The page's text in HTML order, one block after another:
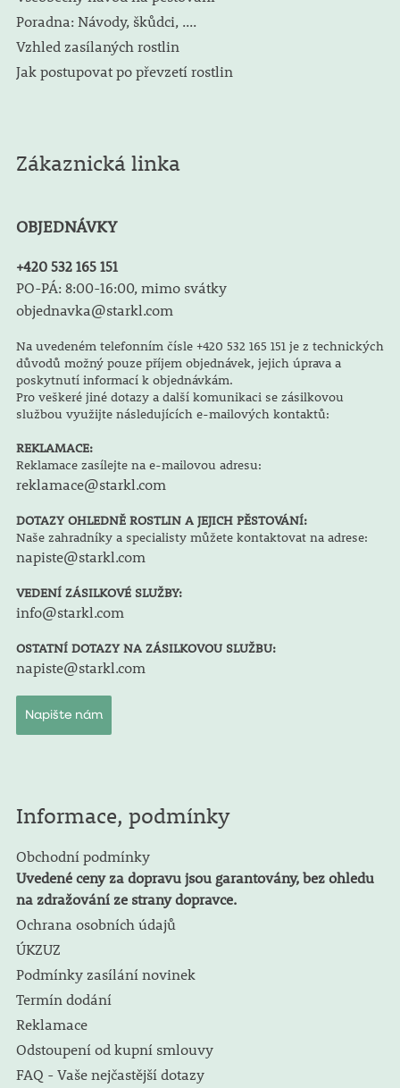
Poradna: Návody, škůdci, ....
Vzhled zasílaných rostlin
Jak postupovat po převzetí rostlin
Zákaznická linka
OBJEDNÁVKY
+420 532 165 151
PO-PÁ: 8:00-16:00, mimo svátky
objednavka@starkl.com
Na uvedeném telefonním čísle +420 532 165 151 je z technických
důvodů možný pouze příjem objednávek, jejich úprava a
poskytnutí informací k objednávkám.
Pro veškeré jiné dotazy a další komunikaci se zásilkovou
službou využijte následujících e-mailových kontaktů:
REKLAMACE:
Reklamace zasílejte na e-mailovou adresu:
reklamace@starkl.com
DOTAZY OHLEDNĚ ROSTLIN A JEJICH PĚSTOVÁNÍ:
Naše zahradníky a specialisty můžete kontaktovat na adrese:
napiste@starkl.com
VEDENÍ ZÁSILKOVÉ SLUŽBY:
info@starkl.com
OSTATNÍ DOTAZY NA ZÁSILKOVOU SLUŽBU:
napiste@starkl.com
Napište nám
Informace, podmínky
Obchodní podmínky
Uvedené ceny za dopravu jsou garantovány, bez ohledu
na zdražování ze strany dopravce.
Ochrana osobních údajů
ÚKZUZ
Podmínky zasílání novinek
Termín dodání
Reklamace
Odstoupení od kupní smlouvy
FAQ - Vaše nejčastější dotazy